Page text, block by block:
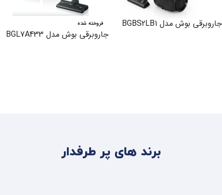
جاروبرقی بوش مدل BGBS2LB1 فروخته شده
جاروبرقی بوش مدل BGL7A433
برند های پر طرفدار